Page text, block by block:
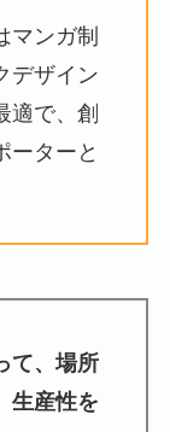
マンガ制
デザイン
適で、創
ーターと
て、場所
生産性を